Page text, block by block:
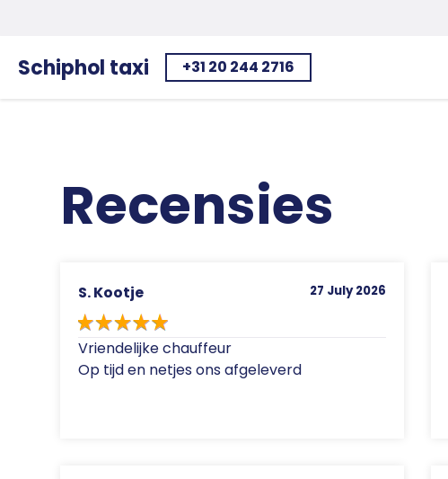
Home
Schiphol taxi +31 20 244 2716
Recensies
S. Kootje 27 July 2026
Vriendelijke chauffeur
Op tijd en netjes ons afgeleverd